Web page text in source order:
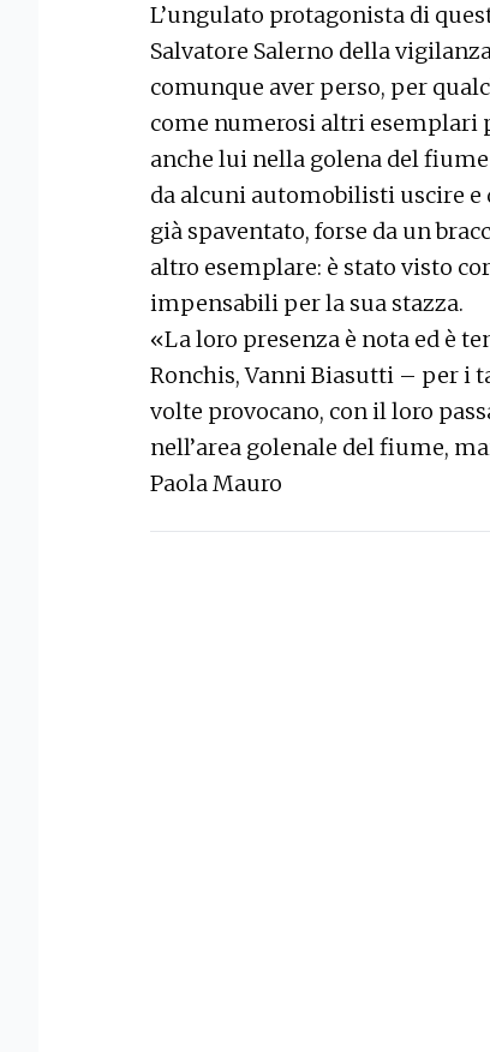
L’ungulato protagonista di
Salvatore Salerno della
comunque aver perso, per
come numerosi altri esemplari
anche lui nella golena del
da alcuni automobilisti uscire e
già spaventato, forse da un
altro esemplare: è stato visto
impensabili per la sua stazza.
«La loro presenza è nota ed è
Ronchis, Vanni Biasutti – per i
volte provocano, con il loro
nell’area golenale del fiume,
Paola Mauro